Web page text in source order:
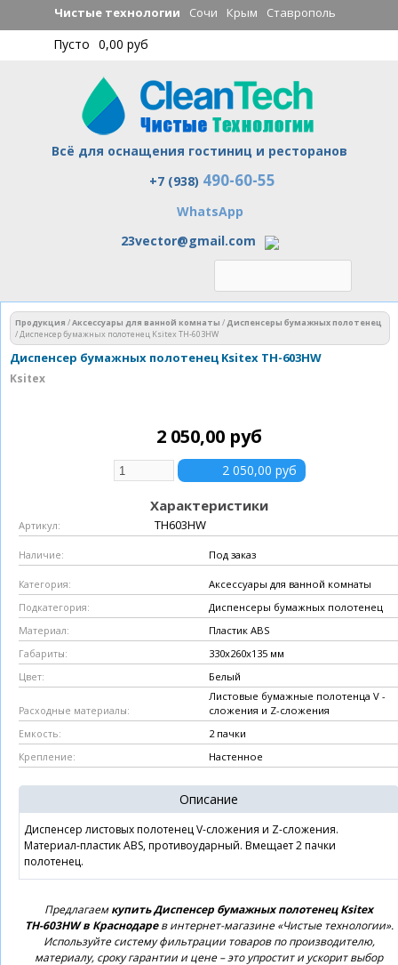
Перейти к
основному
содержанию
Чистые технологии Сочи Крым Ставрополь
Пусто 0,00 руб
Всё для оснащения гостиниц и ресторанов
Чистые технологии
+7 (938) 490-60-55
WhatsApp
23vector@gmail.com
Вы здесь
Продукция /Аксессуары для ванной комнаты /Диспенсеры бумажных полотенец
/Диспенсер бумажных полотенец Ksitex ТН-603HW
Диспенсер бумажных полотенец Ksitex ТН-603HW
Ksitex
2 050,00 руб
Характеристики
Артикул: ТН603HW
Наличие: Под заказ
Категория: Аксессуары для ванной комнаты
Подкатегория: Диспенсеры бумажных полотенец
Материал: Пластик ABS
Габариты: 330х260х135 мм
Цвет: Белый
Расходные материалы:
Листовые бумажные полотенца V -
сложения и Z-сложения
Емкость: 2 пачки
Крепление: Настенное
Описание
Диспенсер листовых полотенец V-сложения и Z-сложения.
Материал-пластик ABS, противоударный. Вмещает 2 пачки
полотенец.
Предлагаемкупить Диспенсер бумажных полотенец Ksitex
ТН-603HW в Краснодарев интернет-магазине «Чистые технологии».
Используйте систему фильтрации товаров по производителю,
материалу, сроку гарантии и цене – это упростит и ускорит выбор